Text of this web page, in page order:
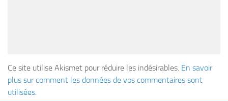
Ce site utilise Akismet pour réduire les indésirables. En savoir
plus sur comment les données de vos commentaires sont
utilisées.